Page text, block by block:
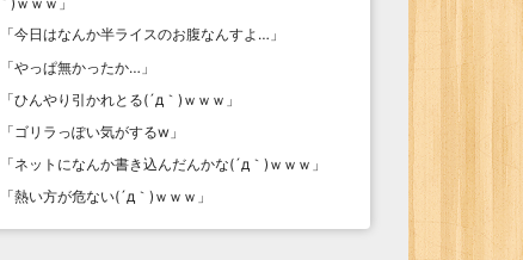
「今日はなんか半ライスのお腹なんすよ… 」
「やっぱ無かったか… 」
「ひんやり引かれとる(´д｀)ｗｗｗ 」
「ゴリラっぽい気がするw 」
「ネットになんか書き込んだんかな(´д｀)ｗｗｗ 」
「熱い方が危ない(´д｀)ｗｗｗ 」